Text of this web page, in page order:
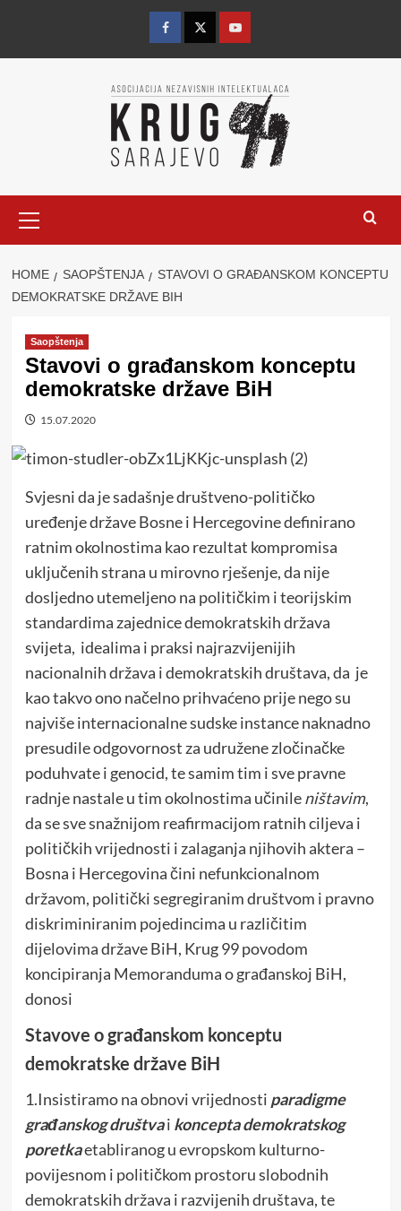
content
FacebookTwitterYouTube
Menu
HOME SAOPŠTENJA
STAVOVI O GRAĐANSKOM KONCEPTU
DEMOKRATSKE DRŽAVE BIH
Saopštenja
Stavovi o građanskom konceptu
demokratske države BiH
15.07.2020
Svjesni da je sadašnje društveno-političko
uređenje države Bosne i Hercegovine definirano
ratnim okolnostima kao rezultat kompromisa
uključenih strana u mirovno rješenje, da nije
dosljedno utemeljeno na političkim i teorijskim
standardima zajednice demokratskih država
svijeta, idealima i praksi najrazvijenijih
nacionalnih država i demokratskih društava, da je
kao takvo ono načelno prihvaćeno prije nego su
najviše internacionalne sudske instance naknadno
presudile odgovornost za udružene zločinačke
poduhvate i genocid, te samim tim i sve pravne
radnje nastale u tim okolnostima učinileništavim,
da se sve snažnijom reafirmacijom ratnih ciljeva i
političkih vrijednosti i zalaganja njihovih aktera –
Bosna i Hercegovina čini nefunkcionalnom
državom, politički segregiranim društvom i pravno
diskriminiranim pojedincima u različitim
dijelovima države BiH, Krug 99 povodom
koncipiranja Memoranduma o građanskoj BiH,
donosi
Stavove o građanskom konceptu
demokratske države BiH
1.Insistiramo na obnovi vrijednosti paradigme
građanskog društvai koncepta demokratskog
poretkaetabliranog u evropskom kulturno-
povijesnom i političkom prostoru slobodnih
demokratskih država i razvijenih društava, te